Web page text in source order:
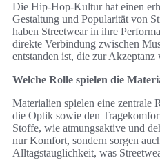
Die Hip-Hop-Kultur hat einen
Gestaltung und Popularität von
haben Streetwear in ihre
direkte Verbindung zwischen
entstanden ist, die zur Akzeptanz
Welche Rolle spielen die
Materialien spielen eine zentrale
die Optik sowie den
Stoffe, wie atmungsaktive und
nur Komfort, sondern sorgen
Alltagstauglichkeit, was